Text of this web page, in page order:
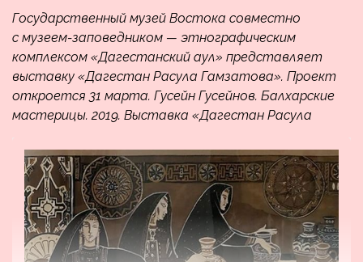
Государственный музей Востока совместно
с музеем-заповедником — этнографическим
комплексом «Дагестанский аул» представляет
выставку «Дагестан Расула Гамзатова». Проект
откроется 31 марта. Гусейн Гусейнов. Балхарские
мастерицы. 2019. Выставка «Дагестан Расула